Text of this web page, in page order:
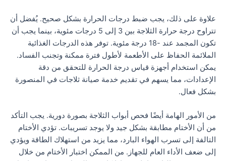
علاوة على ذلك، يجب ضبط درجات الحرارة بشكل صحيح. يُفضل أن
تتراوح درجة حرارة الثلاجة بين 3 إلى 5 درجات مئوية، بينما يجب أن
تكون المجمد عند -18 درجة مئوية. توفر هذه الدرجات الغذائية
الملائمة الحفاظ على الأطعمة لأطول فترة ممكنة وتجنب الفساد.
يمكن استخدام أجهزة قياس درجة الحرارة للتحقق من دقة
الإعدادات، مما يسهم في تقديم خدمة صيانة ثلاجات في المنصورة
بشكل فعال.
من الأمور الهامة أيضًا فحص أبواب الثلاجة بصورة دورية. يجب التأكد
من أن الأختام مطابقة بشكل جيد ولا يوجد تسريبات. تؤدي الأختام
التالفة إلى تسرب الهواء البارد، مما يزيد من استهلاك الطاقة ويؤدي
إلى ضعف الأداء العام للجهاز. من الممكن اختبار الأختام من خلال